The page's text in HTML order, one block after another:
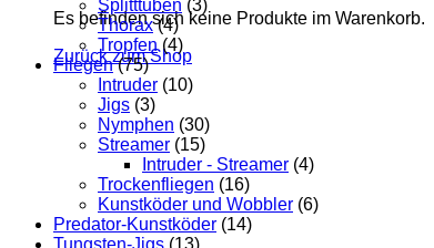
Es befinden sich keine Produkte im Warenkorb.
Zurück zum Shop
Splitttuben (3)
Thorax (4)
Tropfen (4)
Fliegen (75)
Intruder (10)
Jigs (3)
Nymphen (30)
Streamer (15)
Intruder - Streamer (4)
Trockenfliegen (16)
Kunstköder und Wobbler (6)
Predator-Kunstköder (14)